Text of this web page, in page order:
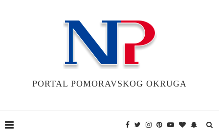
PORTAL POMORAVSKOG OKRUGA